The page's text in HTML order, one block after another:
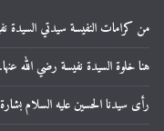
من كرامات النفيسة سيدتي السيدة
هنا خلوة السيدة نفيسة رضي الله
رأى سيدنا الحسين عليه السلام